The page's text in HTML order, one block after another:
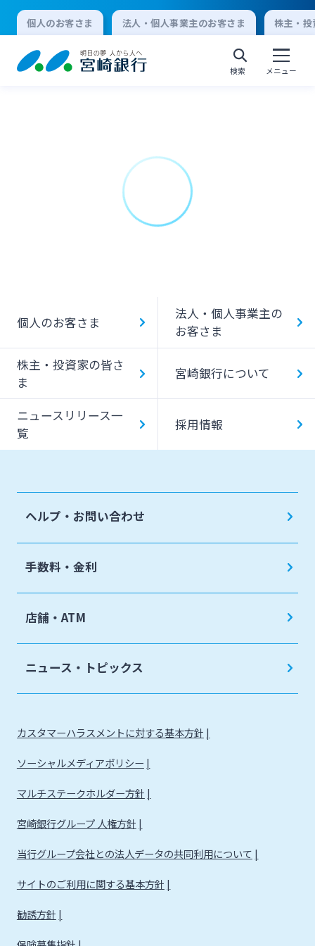
個人のお客さま 法人・個人事業主のお客さま 株主・
検索 メニュー
みやぎんMikatanoシリーズ
ログオン
English
個人のお客さま
宮崎銀行について
ニュースリリース一覧
お問い合わせ先一覧
個人のお客さま
法人・個人事業主の
お客さま
株主・投資家の皆さ
ま
宮崎銀行について
ニュースリリース一
覧
採用情報
ヘルプ・お問い合わせ
手数料・金利
店舗・ATM
ニュース・トピックス
カスタマーハラスメントに対する基本方針
ソーシャルメディアポリシー
マルチステークホルダー方針
宮崎銀行グループ 人権方針
当行グループ会社との法人データの共同利用について
サイトのご利用に関する基本方針
勧誘方針